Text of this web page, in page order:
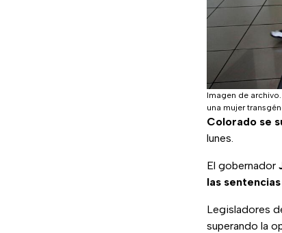
Imagen de
una mujer
Colorado se
lunes.
El gobernador
las
Legisladores
superando la